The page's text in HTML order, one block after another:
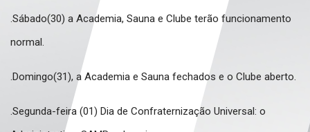
.Sábado(30) a Academia, Sauna e Clube terão funcionamento
normal.
.Domingo(31), a Academia e Sauna fechados e o Clube aberto.
.Segunda-feira (01) Dia de Confraternização Universal: o